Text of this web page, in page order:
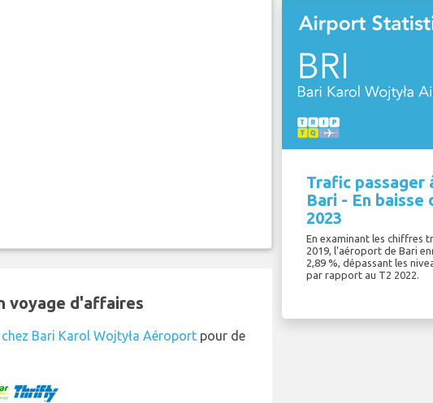
voyage d'affaires
Bari Karol Wojtyła Aéroport pour de
Trafic passager
Bari - En baisse
2023
En examinant les chiffres
2019, l'aéroport de Bari
2,89 %, dépassant les
par rapport au T2 2022.